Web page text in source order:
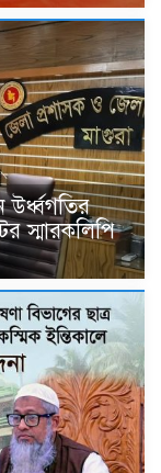
উর্ধ্বগতির
স্মারকলিপি